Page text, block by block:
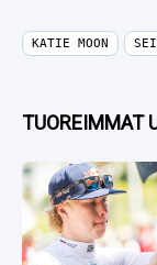
KATIE MOON
TUOREIMMAT